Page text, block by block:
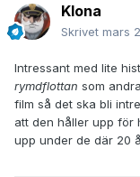
Klona
Skrivet mars
Intressant med lite
rymdflottan som
film så det ska bli
att den håller upp för
upp under de där 20